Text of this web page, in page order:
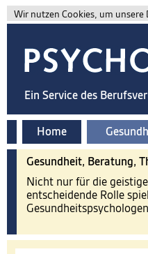
Wir nutzen Cookies, um unsere
Ein Service des
Home
Gesundheit, Beratung,
Nicht nur für die
entscheidende Rolle